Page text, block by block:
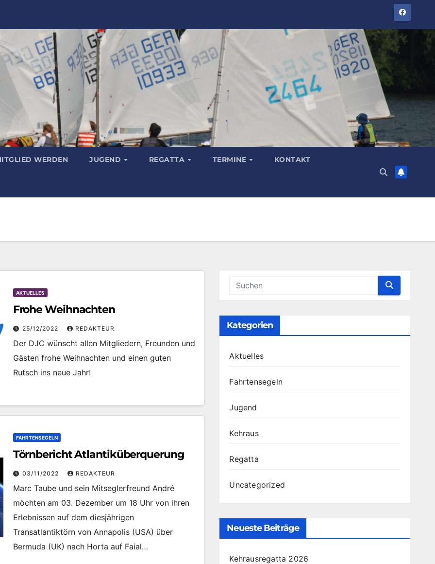
WERDEN JUGEND REGATTA TERMINE KONTAKT
AKTUELLES
Frohe Weihnachten
25/12/2022 REDAKTEUR
Der DJC wünscht allen Mitgliedern, Freunden und
Gästen frohe Weihnachten und einen guten
Rutsch ins neue Jahr!
FAHRTENSEGELN
Törnbericht Atlantiküberquerung
03/11/2022 REDAKTEUR
Marc Taube und sein Mitseglerfreund André
möchten am 03. Dezember um 18 Uhr von ihren
Erlebnissen auf dem diesjährigen
Transatlantiktörn von Annapolis (USA) über
Bermuda (UK) nach Horta auf Faial…
Kategorien
Aktuelles
Fahrtensegeln
Jugend
Kehraus
Regatta
Uncategorized
Neueste Beiträge
Kehrausregatta 2026